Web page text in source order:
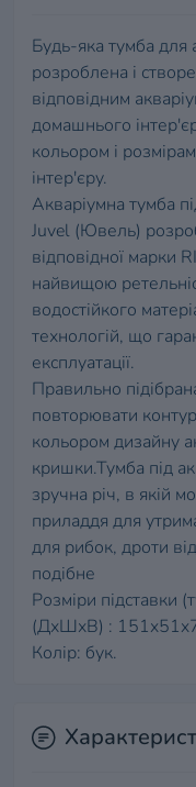
Будь-яка тумба для
розроблена і
відповідним
домашнього
кольором і
інтер'єру.
Акваріумна тумба
Juvel (Ювель)
відповідної марки
найвищою
водостійкого
технологій, що
експлуатації.
Правильно
повторювати
кольором дизайну
кришки.Тумба під
зручна річ, в якій
приладдя для
для рибок, дроти
подібне
Розміри підставки
(ДхШхВ) :
Колір: бук.